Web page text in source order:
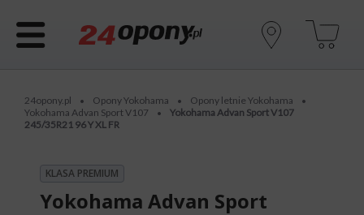
24opony.pl • Opony Yokohama • Opony letnie Yokohama •
Yokohama Advan Sport V107 •
Yokohama Advan Sport V107
245/35R21 96 Y XL FR
KLASA PREMIUM
Yokohama Advan Sport